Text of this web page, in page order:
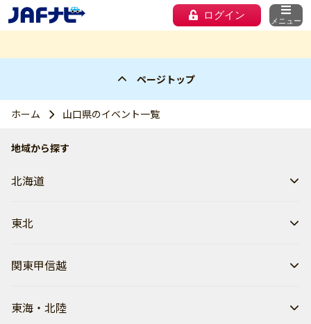
ログイン メニュー
ページトップ
ホーム 山口県のイベント一覧
地域から探す
北海道
東北
関東甲信越
東海・北陸